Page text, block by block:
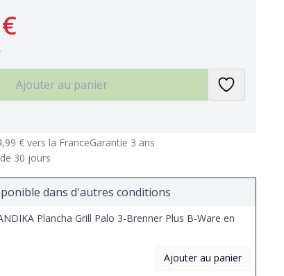
Ajouter au panier
€ vers la FranceGarantie 3 ans
30 jours
dans d'autres conditions
Plancha Grill Palo 3-Brenner Plus B-Ware en
Ajouter au panier